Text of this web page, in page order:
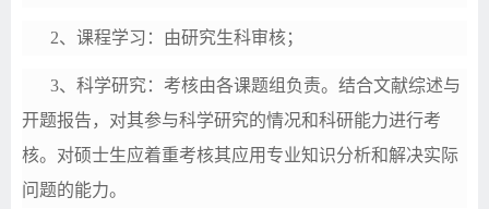
2、课程学习：由研究生科审核；
3、科学研究：考核由各课题组 负责。结合文献综述与
开题报告，对其参与科学研究的情况和科研能力进行考
核。对硕士生应着重考核其应用专业知识分析和解决实际
问题的能力。